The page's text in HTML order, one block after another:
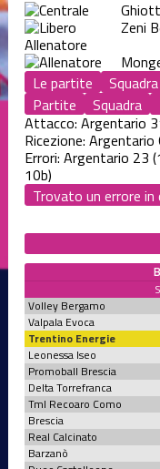
Zeni
Allenatore
Le partite
Squadra
Partite
Squadra
Attacco: Argentario
Ricezione:
Errori: Argentario 23
10b)
Trovato un errore in
Volley Bergamo
Valpala Evoca
Trentino Energie
Leonessa Iseo
Promoball Brescia
Delta Torrefranca
Tml Recoaro Como
Brescia
Real Calcinato
Barzanò